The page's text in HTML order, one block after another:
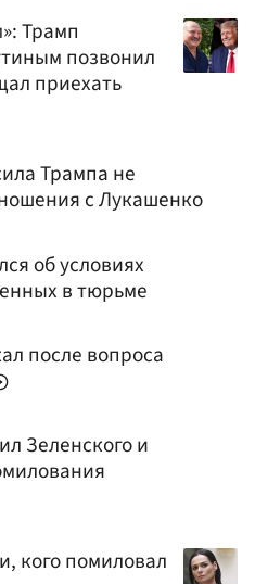
Трамп
позвонил
приехать
Трампа не
с Лукашенко
об условиях
в тюрьме
после вопроса
Зеленского и
кого помиловал